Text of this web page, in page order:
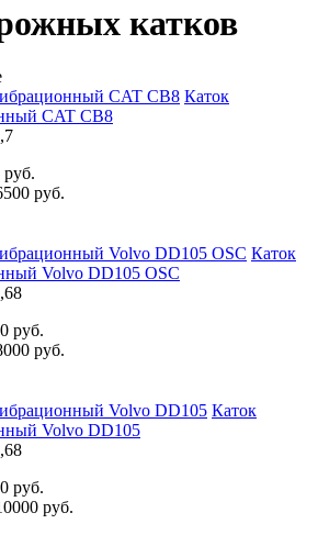
катков
Каток
CAT CB8
руб.
руб.
Каток
Volvo DD105 OSC
руб.
руб.
Каток
Volvo DD105
руб.
руб.